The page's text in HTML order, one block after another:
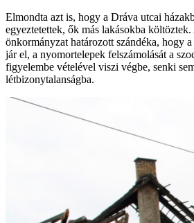
Elmondta azt is, hogy a Dráva utcai
egyeztetettek, ők más lakásokba
önkormányzat határozott szándéka, hogy
jár el, a nyomortelepek felszámolását a
figyelembe vételével viszi végbe, senki
létbizonytalanságba.